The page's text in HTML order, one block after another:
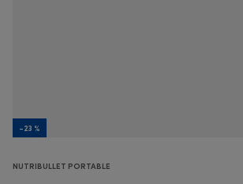
-23 %
NUTRIBULLET PORTABLE